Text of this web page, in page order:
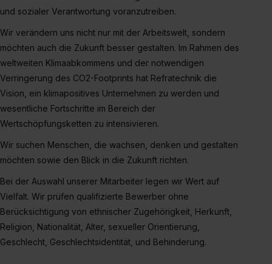
bestimmte Verwendungszwecke zulassen, triff deine
erlauben“. Die Einwilligung zur Platzierung von Cookies
der Kategorien „Präferenzen“, „Statistiken“ und „Social
Media und Marketing“ umfasst hierbei die Einwilligung
zur Übermittlung deiner Daten in die USA (Art. 49 Abs. 1
S. 1 lit. a) DS-GVO). Die USA verfügen über kein
angemessenes Datenschutzniveau (EuGH – Schrems
II). Du kannst die von dir erteilte Einwilligung jederzeit mit
Wirkung für die Zukunft ganz oder teilweise über unsere
Datenschutzerklärung unter dem Punkt „Datenschutz-
einzelnen Cookies findest du durch Klick auf „Details
zeigen“. Weitere Informationen:Datenschutzerklärung
Impressum.
und sozialer Verantwortung voranzutreiben.
Wir verändern uns nicht nur mit der Arbeitswelt, sondern
möchten auch die Zukunft besser gestalten. Im Rahmen des
weltweiten Klimaabkommens und der notwendigen
Verringerung des CO2-Footprints hat Refratechnik die
Vision, ein klimapositives Unternehmen zu werden und
wesentliche Fortschritte im Bereich der
Wertschöpfungsketten zu intensivieren.
Wir suchen Menschen, die wachsen, denken und gestalten
möchten sowie den Blick in die Zukunft richten.
Bei der Auswahl unserer Mitarbeiter legen wir Wert auf
Vielfalt. Wir prüfen qualifizierte Bewerber ohne
Berücksichtigung von ethnischer Zugehörigkeit, Herkunft,
Religion, Nationalität, Alter, sexueller Orientierung,
Geschlecht, Geschlechtsidentität, und Behinderung.